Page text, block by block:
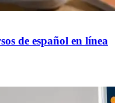
de español en línea